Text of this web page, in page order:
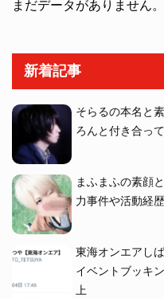
まだデータがありません。
新着記事
そらるの本名と
ろんと付き合っ
まふまふの素顔
力事件や活動経
東海オンエアし
イベントブッキ
上